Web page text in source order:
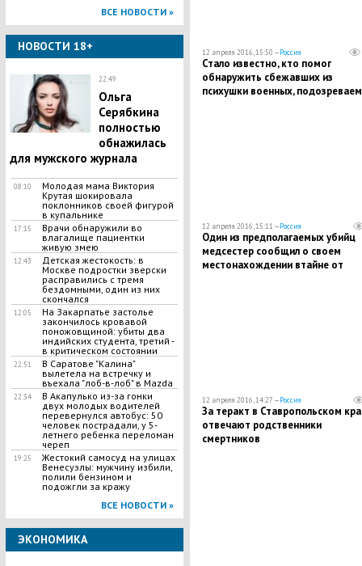
ВСЕ НОВОСТИ »
НОВОСТИ 18+
22:49
Ольга
Серябкина
полностью
обнажилась
для мужского журнала
08:10
Молодая мама Виктория
Крутая шокировала
поклонников своей фигурой
в купальнике
17:15
Врачи обнаружили во
влагалище пациентки
живую змею
12:43
Детская жестокость: в
Москве подростки зверски
расправились с тремя
бездомными, один из них
скончался
12:05
На Закарпатье застолье
закончилось кровавой
поножовщиной: убиты два
индийских студента, третий -
в критическом состоянии
22:51
В Саратове "Калина"
вылетела на встречку и
въехала "лоб-в-лоб" в Mazda
22:34
В Акапулько из-за гонки
двух молодых водителей
перевернулся автобус: 50
человек пострадали, у 5-
летнего ребенка переломан
череп
19:25
Жестокий самосуд на улицах
Венесуэлы: мужчину избили,
полили бензином и
подожгли за кражу
ВСЕ НОВОСТИ »
ЭКОНОМИКА
12 апреля 2016, 15:50 —Россия
Стало известно, кто помог
обнаружить сбежавших из
психушки военных,
12 апреля 2016, 15:11 —Россия
Один из предполагаемых убийц
медсестер сообщил о своем
местонахождении втайне от
12 апреля 2016, 14:27 —Россия
За теракт в Ставропольском
отвечают родственники
смертников